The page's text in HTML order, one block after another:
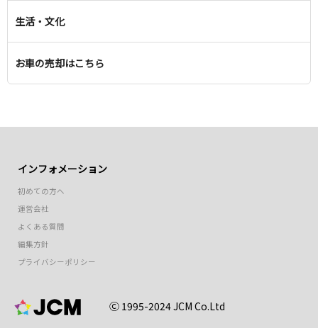
生活・文化
お車の売却はこちら
インフォメーション
初めての方へ
運営会社
よくある質問
編集方針
プライバシーポリシー
Ⓒ 1995-2024 JCM Co.Ltd